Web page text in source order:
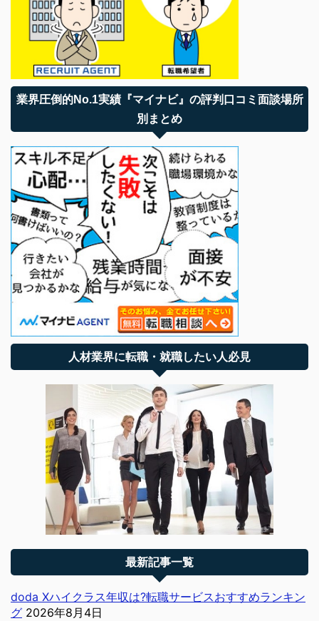
業界圧倒的No.1実績『マイナビ』の評判口コミ面談場所
別まとめ
人材業界に転職・就職したい人必見
最新記事一覧
doda Xハイクラス年収は?転職サービスおすすめランキン
グ 2026年8月4日